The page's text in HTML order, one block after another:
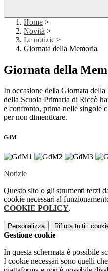
Home >
Novità >
Le notizie >
Giornata della Memoria
Giornata della
In occasione della Giornata
della Scuola Primaria di Riccò
e confronto, prima nelle singole
per non dimenticare.
GdM
Notizie
Questo sito o gli strumenti terzi
cookie necessari al
COOKIE POLICY.
Personalizza Rifiuta tutti i
Gestione cookie
In questa schermata è possibile
I cookie necessari sono quelli